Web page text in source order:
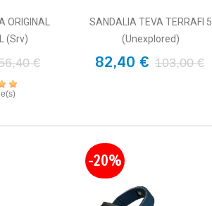
ORIGINAL
(srv)
€
SANDALIA TEVA TERRAFI 5
(Unexplored)
82,40 € 103,00 €
-20%